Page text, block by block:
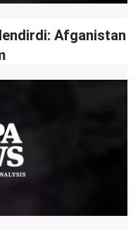
Afganistan